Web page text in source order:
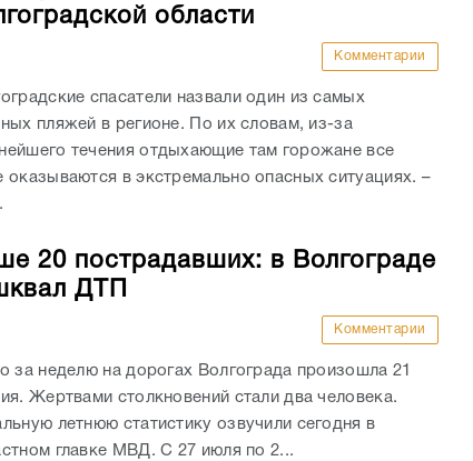
области
Комментарии
спасатели назвали один из самых
пляжей в регионе. По их словам, из-за
течения отдыхающие там горожане все
оказываются в экстремально опасных ситуациях. –
20 пострадавших: в Волгограде
ДТП
Комментарии
за неделю на дорогах Волгограда произошла 21
Жертвами столкновений стали два человека.
летнюю статистику озвучили сегодня в
главке МВД. С 27 июля по 2...